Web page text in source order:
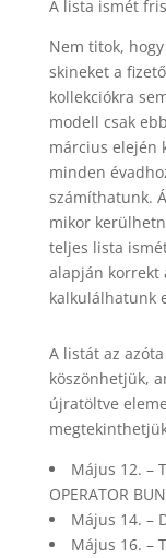
A lista ismét
Nem titok,
skineket a
kollekciókra
modell csak
március elején
minden
számíthatunk.
mikor
teljes lista
alapján korrekt
kalkulálhatunk
A listát az
köszönhetjük,
újratöltve
Május 12. –
OPERATOR
Május 14. –
Május 16. –